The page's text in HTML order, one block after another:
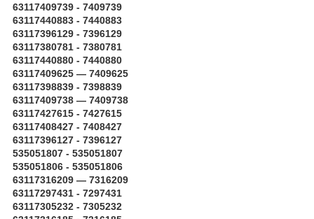
63117409739 - 7409739
63117440883 - 7440883
63117396129 - 7396129
63117380781 - 7380781
63117440880 - 7440880
63117409625 — 7409625
63117398839 - 7398839
63117409738 — 7409738
63117427615 - 7427615
63117408427 - 7408427
63117396127 - 7396127
535051807 - 535051807
535051806 - 535051806
63117316209 — 7316209
63117297431 - 7297431
63117305232 - 7305232